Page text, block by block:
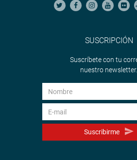
SUSCRIPCIÓN
Suscríbete con tu
nuestro newsletter.
Suscribirme